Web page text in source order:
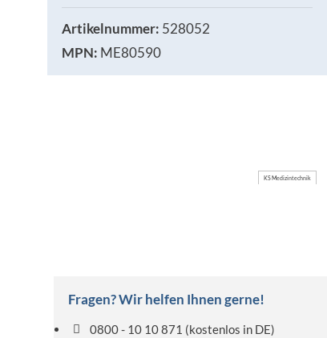
Artikelnummer: 528052
MPN: ME80590
KS Medizintechnik
Fragen? Wir helfen Ihnen gerne!
0800 - 10 10 871 (kostenlos in DE)